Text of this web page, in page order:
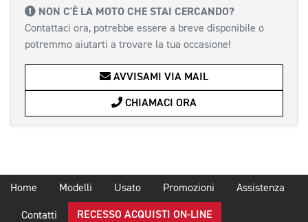
NON C'È LA MOTO CHE STAI CERCANDO?
Contattaci ora, potrebbe essere a breve disponibile o
potremmo aiutarti a trovare la tua occasione!
AVVISAMI VIA MAIL
CHIAMACI ORA
Home Modelli Usato Promozioni Assistenza
Contatti RECESSO ACQUISTI ON-LINE